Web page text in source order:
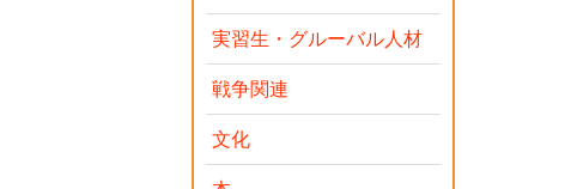
実習生・グルーバル人材
戦争関連
文化